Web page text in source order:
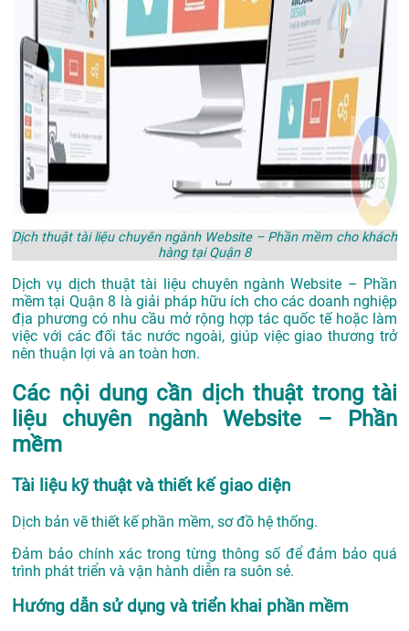
Dịch thuật tài liệu chuyên ngành Website – Phần mềm cho khách
hàng tại Quận 8
Dịch vụ dịch thuật tài liệu chuyên ngành Website – Phần
mềm tại Quận 8 là giải pháp hữu ích cho các doanh nghiệp
địa phương có nhu cầu mở rộng hợp tác quốc tế hoặc làm
việc với các đối tác nước ngoài, giúp việc giao thương trở
nên thuận lợi và an toàn hơn.
Các nội dung cần dịch thuật trong tài
liệu chuyên ngành Website – Phần
mềm
Tài liệu kỹ thuật và thiết kế giao diện
Dịch bản vẽ thiết kế phần mềm, sơ đồ hệ thống.
Đảm bảo chính xác trong từng thông số để đảm bảo quá
trình phát triển và vận hành diễn ra suôn sẻ.
Hướng dẫn sử dụng và triển khai phần mềm